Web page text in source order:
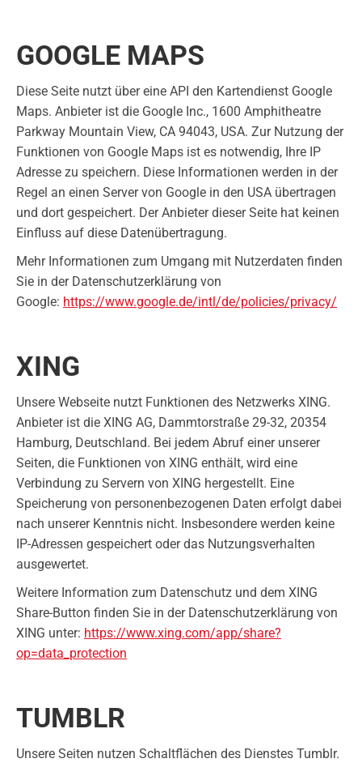
GOOGLE MAPS
Diese Seite nutzt über eine API den Kartendienst Google
Maps. Anbieter ist die Google Inc., 1600 Amphitheatre
Parkway Mountain View, CA 94043, USA. Zur Nutzung der
Funktionen von Google Maps ist es notwendig, Ihre IP
Adresse zu speichern. Diese Informationen werden in der
Regel an einen Server von Google in den USA übertragen
und dort gespeichert. Der Anbieter dieser Seite hat keinen
Einfluss auf diese Datenübertragung.
Mehr Informationen zum Umgang mit Nutzerdaten finden
Sie in der Datenschutzerklärung von
Google: https://www.google.de/intl/de/policies/privacy/
XING
Unsere Webseite nutzt Funktionen des Netzwerks XING.
Anbieter ist die XING AG, Dammtorstraße 29-32, 20354
Hamburg, Deutschland. Bei jedem Abruf einer unserer
Seiten, die Funktionen von XING enthält, wird eine
Verbindung zu Servern von XING hergestellt. Eine
Speicherung von personenbezogenen Daten erfolgt dabei
nach unserer Kenntnis nicht. Insbesondere werden keine
IP-Adressen gespeichert oder das Nutzungsverhalten
ausgewertet.
Weitere Information zum Datenschutz und dem XING
Share-Button finden Sie in der Datenschutzerklärung von
XING unter: https://www.xing.com/app/share?
op=data_protection
TUMBLR
Unsere Seiten nutzen Schaltflächen des Dienstes Tumblr.